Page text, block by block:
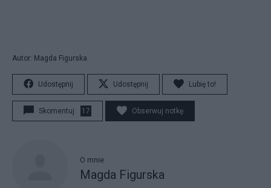
Autor: Magda Figurska
Udostępnij Udostępnij Lubię to!
Skomentuj 17 Obserwuj notkę
O mnie
Magda Figurska